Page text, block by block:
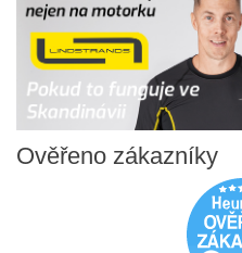
Ověřeno zákazníky